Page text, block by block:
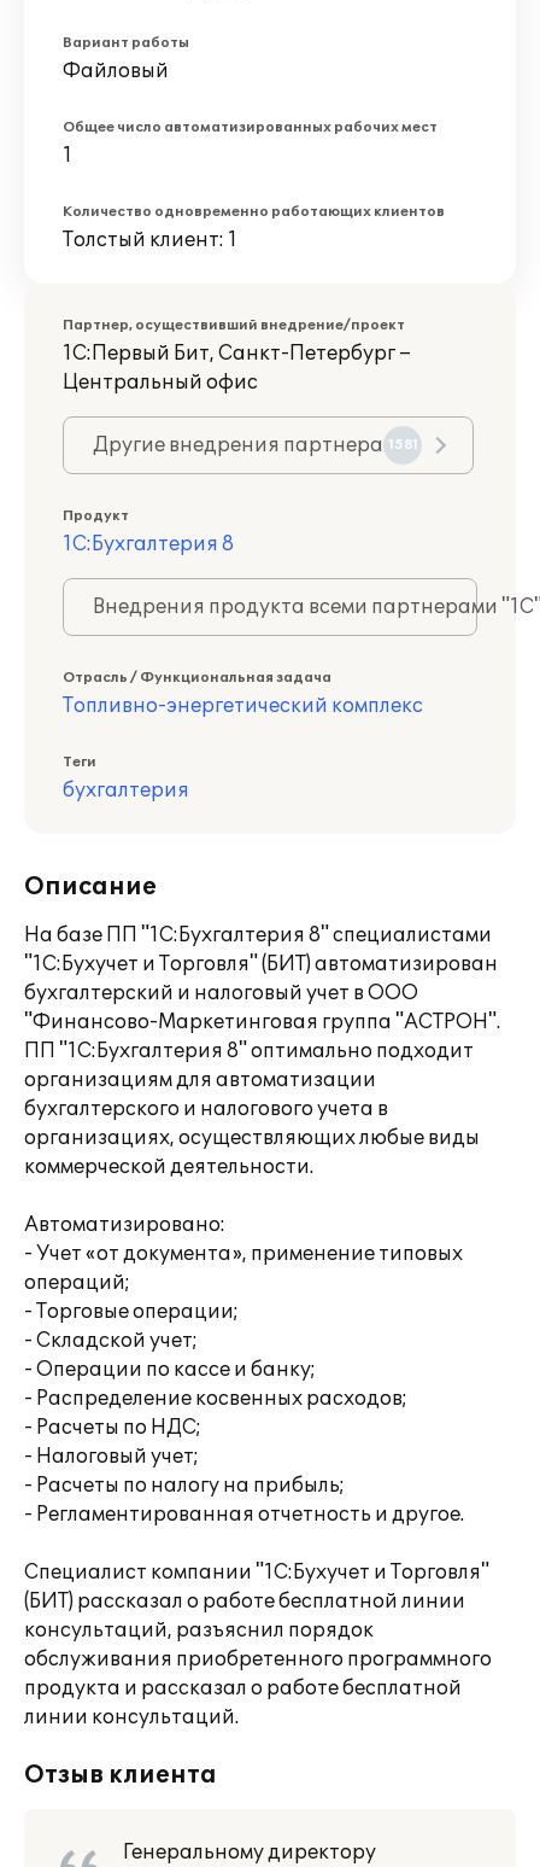
Вариант работы
Файловый
Общее число автоматизированных рабочих мест
1
Количество одновременно работающих клиентов
Толстый клиент: 1
Партнер, осуществивший внедрение/проект
1С:Первый Бит, Санкт-Петербург –
Центральный офис
Другие внедрения партнера 1581
Продукт
1С:Бухгалтерия 8
Внедрения продукта всеми партнерами
Отрасль / Функциональная задача
Топливно-энергетический комплекс
Теги
бухгалтерия
Описание
На базе ПП "1С:Бухгалтерия 8" специалистами
"1С:Бухучет и Торговля" (БИТ) автоматизирован
бухгалтерский и налоговый учет в ООО
"Финансово-Маркетинговая группа "АСТРОН".
ПП "1C:Бухгалтерия 8" оптимально подходит
организациям для автоматизации
бухгалтерского и налогового учета в
организациях, осуществляющих любые виды
коммерческой деятельности.
Автоматизировано:
- Учет «от документа», применение типовых
операций;
- Торговые операции;
- Складской учет;
- Операции по кассе и банку;
- Распределение косвенных расходов;
- Расчеты по НДС;
- Налоговый учет;
- Расчеты по налогу на прибыль;
- Регламентированная отчетность и другое.
Специалист компании "1С:Бухучет и Торговля"
(БИТ) рассказал о работе бесплатной линии
консультаций, разъяснил порядок
обслуживания приобретенного программного
продукта и рассказал о работе бесплатной
линии консультаций.
Отзыв клиента
Генеральному директору